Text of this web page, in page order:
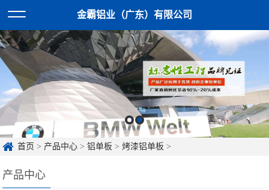
金霸铝业（广东）有限公司
首页 > 产品中心 >铝单板 >烤漆铝单板 >
产品中心